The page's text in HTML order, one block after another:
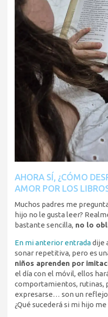
AHORA SÍ, ¿CÓMO
AMOR POR LOS
Muchos padres me
hijo no le gusta leer?
bastante sencilla, no lo
En mi anterior entradadije
sonar repetitiva, pero es
niños aprenden por
el día con el móvil, ellos
comportamientos, rutinas,
expresarse… son un reflejo
¿Qué sucederá si mi hijo